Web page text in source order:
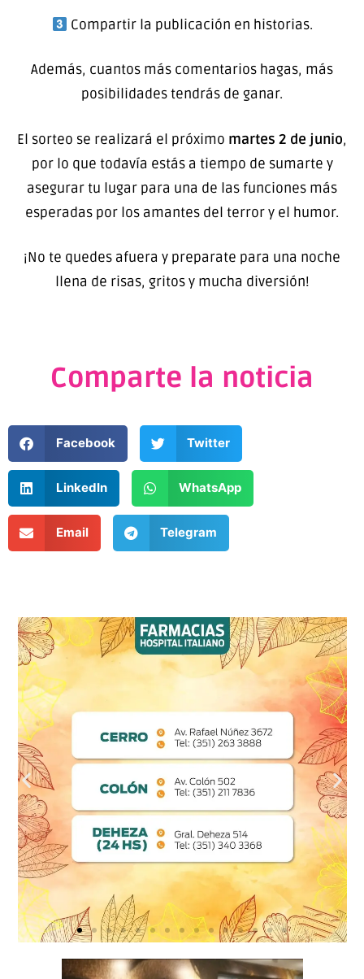
Compartir la publicación en historias.
Además, cuantos más comentarios hagas, más
posibilidades tendrás de ganar.
El sorteo se realizará el próximo martes 2 de junio,
por lo que todavía estás a tiempo de sumarte y
asegurar tu lugar para una de las funciones más
esperadas por los amantes del terror y el humor.
¡No te quedes afuera y preparate para una noche
llena de risas, gritos y mucha diversión!
Comparte la noticia
Facebook Twitter
LinkedIn WhatsApp
Email Telegram